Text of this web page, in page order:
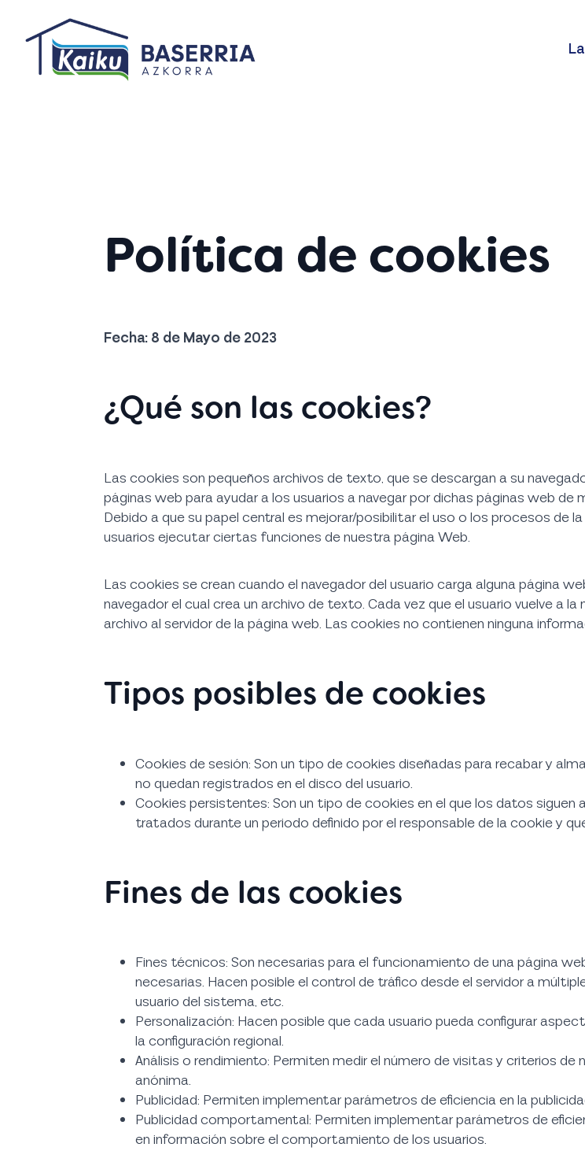
Política de cookies
Fecha: 8 de Mayo de 2023
¿Qué son las cookies?
Las cookies son pequeños archivos de texto, que se descargan a su
páginas web para ayudar a los usuarios a navegar por dichas páginas web
Debido a que su papel central es mejorar/posibilitar el uso o los procesos de
usuarios ejecutar ciertas funciones de nuestra página Web.
Las cookies se crean cuando el navegador del usuario carga alguna página
navegador el cual crea un archivo de texto. Cada vez que el usuario vuelve a
archivo al servidor de la página web. Las cookies no contienen ninguna
Tipos posibles de cookies
Cookies de sesión: Son un tipo de cookies diseñadas para recabar y
no quedan registrados en el disco del usuario.
Cookies persistentes: Son un tipo de cookies en el que los datos
tratados durante un periodo definido por el responsable de la cookie y
Fines de las cookies
Fines técnicos: Son necesarias para el funcionamiento de una página
necesarias. Hacen posible el control de tráfico desde el servidor a
usuario del sistema, etc.
Personalización: Hacen posible que cada usuario pueda configurar
la configuración regional.
Análisis o rendimiento: Permiten medir el número de visitas y criterios
anónima.
Publicidad: Permiten implementar parámetros de eficiencia en la
Publicidad comportamental: Permiten implementar parámetros de
en información sobre el comportamiento de los usuarios.